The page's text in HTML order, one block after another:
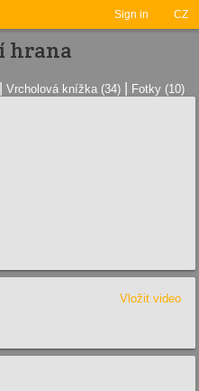
Sign in CZ
hrana
Vrcholová knížka (34) Fotky (10)
Vložit video